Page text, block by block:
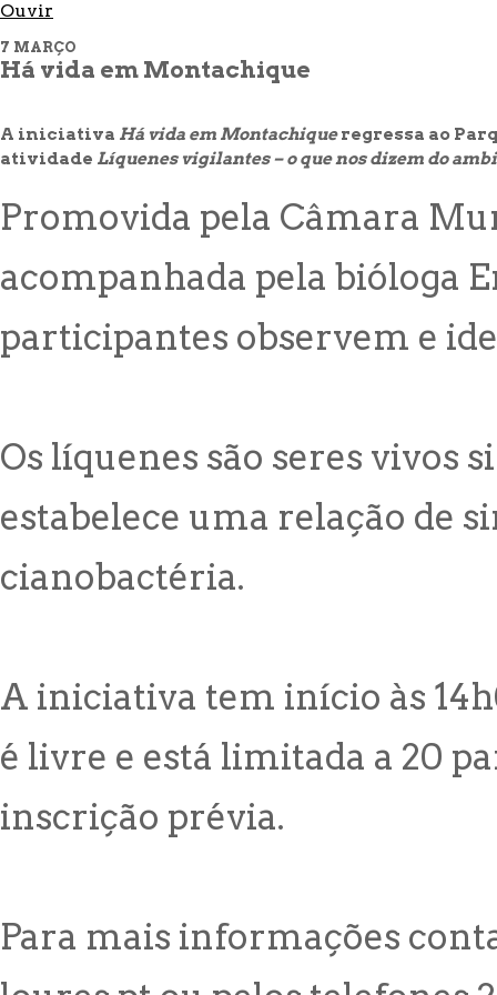
Ouvir
7 MARÇO
Há vida em Montachique
A iniciativa Há vida em Montachiqueregressa ao
atividade Líquenes vigilantes – o que nos dizem do
Promovida pela Câmara
acompanhada pela bióloga
participantes observem e
Os líquenes são seres vivos
estabelece uma relação de
cianobactéria.
A iniciativa tem início às
é livre e está limitada a 20
inscrição prévia.
Para mais informações